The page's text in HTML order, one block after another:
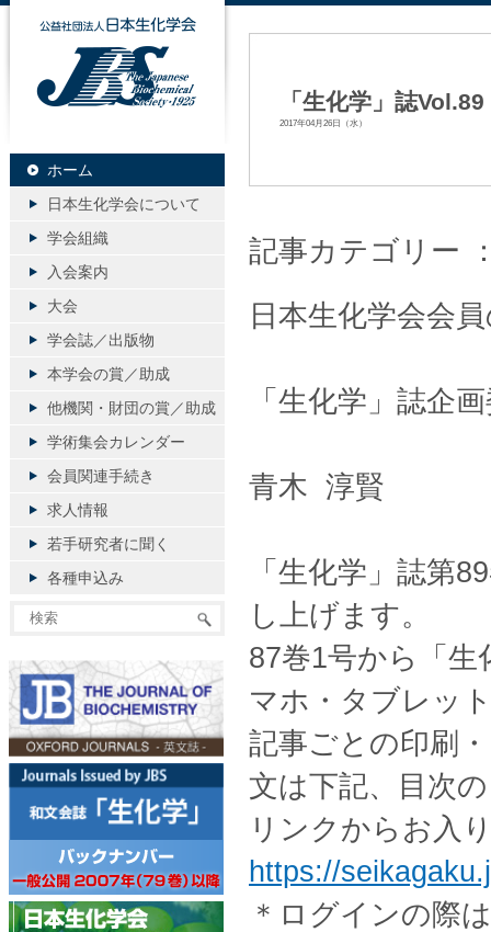
「生化学」誌
2017年04月26日（水）
記事カテゴリー
日本生化学会会
「生化学」誌企
青木 淳賢
「生化学」誌第
し上げます。
87巻1号から「
マホ・タブレッ
記事ごとの印刷
文は下記、目次
リンクからお入
https://
＊ログインの際
公益社団法人日本生化学会
ホーム
日本生化学会について
学会組織
入会案内
大会
学会誌／出版物
本学会の賞／助成
他機関・財団の賞／助成
学術集会カレンダー
会員関連手続き
求人情報
若手研究者に聞く
各種申込み